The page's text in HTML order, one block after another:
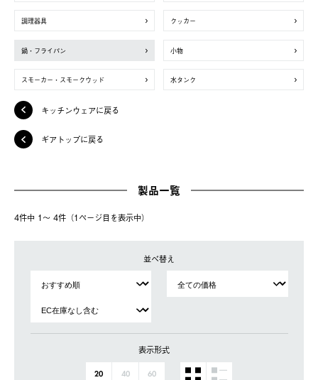
調理器具 クッカー
鍋・フライパン 小物
スモーカー・スモークウッド 水タンク
キッチンウェアに戻る
ギアトップに戻る
製品一覧
4件中 1〜 4件（1ページ⽬を表⽰中）
並べ替え
表示形式
20 40 60